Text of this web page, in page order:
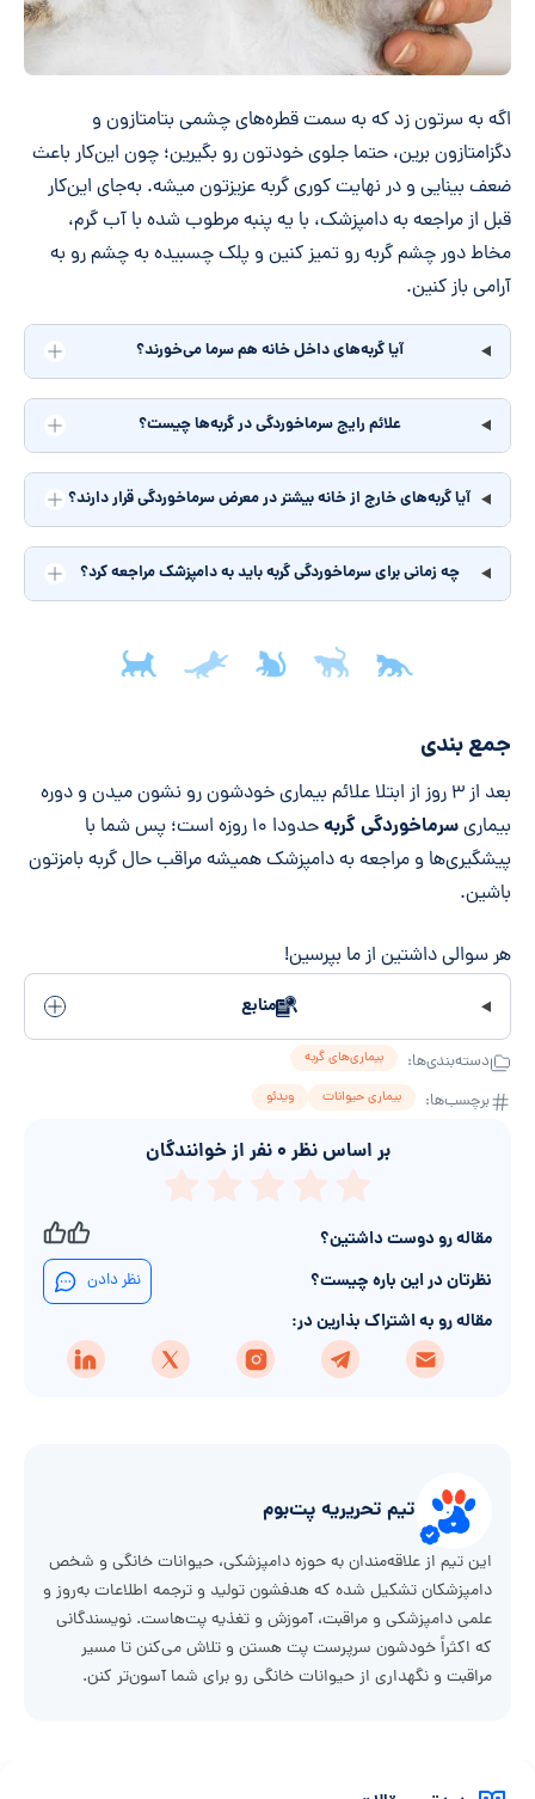
اگه به سرتون زد که به سمت قطره‌های چشمی بتامتازون و
دگزامتازون برین، حتما جلوی خودتون رو بگیرین؛ چون این‌کار باعث
ضعف بینایی و در نهایت کوری گربه عزیزتون میشه.‌ به‌جای این‌کار
قبل از مراجعه به دامپزشک، با یه پنبه مرطوب شده با آب گرم،
مخاط دور چشم گربه رو تمیز کنین و پلک چسبیده به چشم رو به
آرامی باز کنین.
آیا گربه‌های داخل خانه هم سرما می‌خورند؟
علائم رایج سرماخوردگی در گربه‌ها چیست؟
آیا گربه‌های خارج از خانه بیشتر در معرض سرماخوردگی قرار دارند؟
چه زمانی برای سرماخوردگی گربه باید به دامپزشک مراجعه کرد؟
جمع‌بندی مقاله
جمع بندی
بعد از ۳ روز از ابتلا علائم بیماری خودشون رو نشون میدن و دوره
بیماریسرماخوردگی گربه
حدودا ۱۰ روزه است؛ پس شما با
پیشگیری‌ها و مراجعه به دامپزشک همیشه مراقب حال گربه بامزتون
باشین.
هر سوالی داشتین از ما بپرسین!
منابع
دسته‌بندی‌ها: بیماری‌های گربه
برچسب‌ها: بیماری حیوانات ویدئو
بر اساس نظر ۰ نفر از خوانندگان
مقاله رو دوست داشتین؟
نظرتان در این باره چیست؟
نظر دادن
مقاله رو به اشتراک بذارین در:
تیم تحریریه پت‌بوم
این تیم از علاقه‌مندان به حوزه دامپزشکی، حیوانات خانگی و شخص
دامپزشکان تشکیل شده که هدفشون تولید و ترجمه اطلاعات به‌روز و
علمی دامپزشکی و مراقبت، آموزش و تغذیه پت‌هاست. نویسندگانی
که اکثراً خودشون سرپرست پت هستن و تلاش می‌کنن تا مسیر
مراقبت و نگهداری از حیوانات خانگی رو برای شما آسون‌تر کنن.